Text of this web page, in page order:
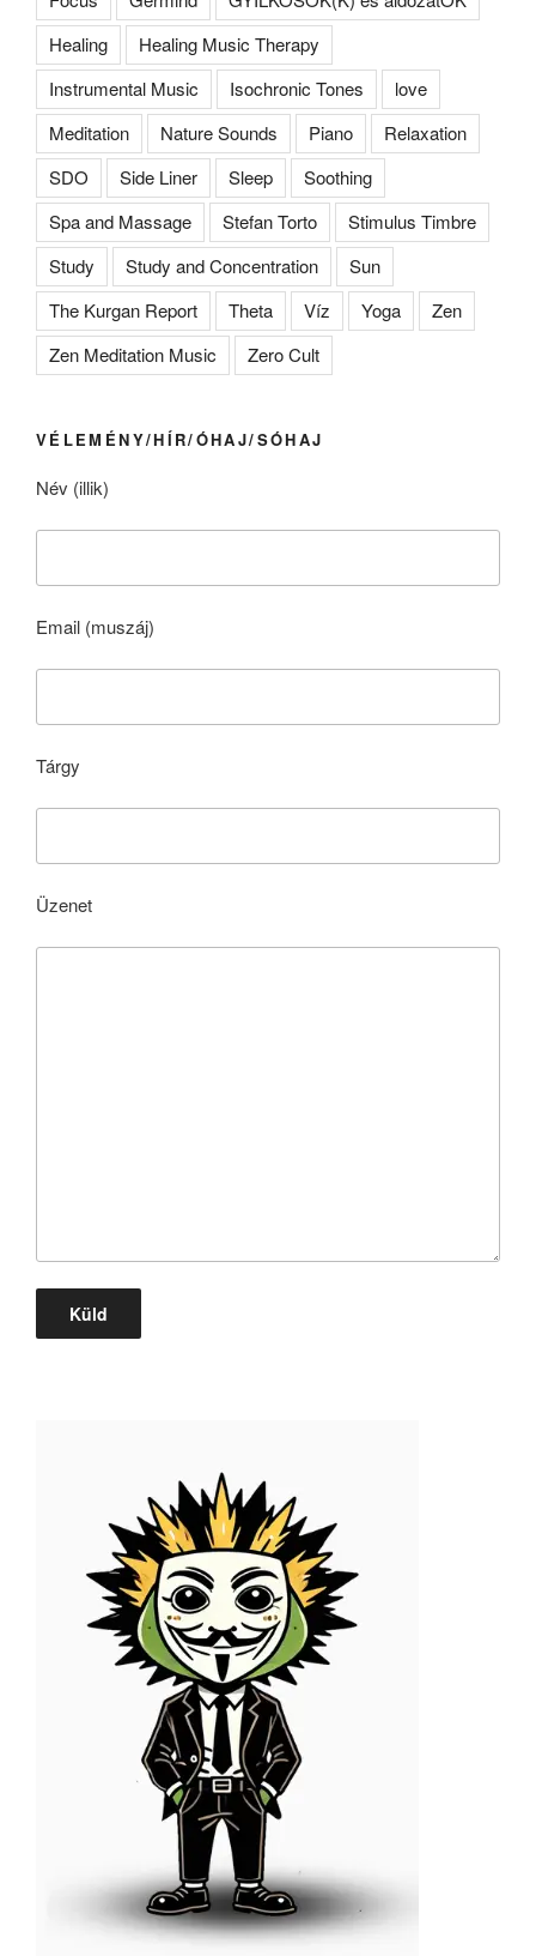
Healing
Healing Music Therapy
Instrumental Music
Isochronic Tones
love
Meditation
Nature Sounds Piano
Relaxation
SDO
Side Liner Sleep
Soothing
Spa and Massage
Stefan Torto
Stimulus Timbre
Study
Study and Concentration
Sun
The Kurgan Report
Theta Víz Yoga
Zen
Zen Meditation Music
Zero Cult
VÉLEMÉNY/HÍR/ÓHAJ/SÓHAJ
Név (illik)
Email (muszáj)
Tárgy
Üzenet